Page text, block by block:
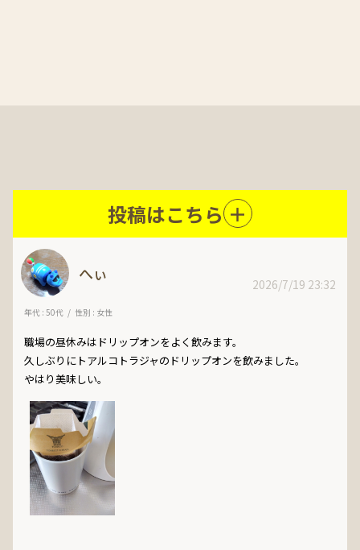
へぃ
年代 : 50代 性別 : 女性
職場の昼休みはドリップオンをよく飲みます。
久しぶりにトアルコトラジャのドリップオンを飲みました。
やはり美味しい。
2026/7/19 23:32
投稿はこちら